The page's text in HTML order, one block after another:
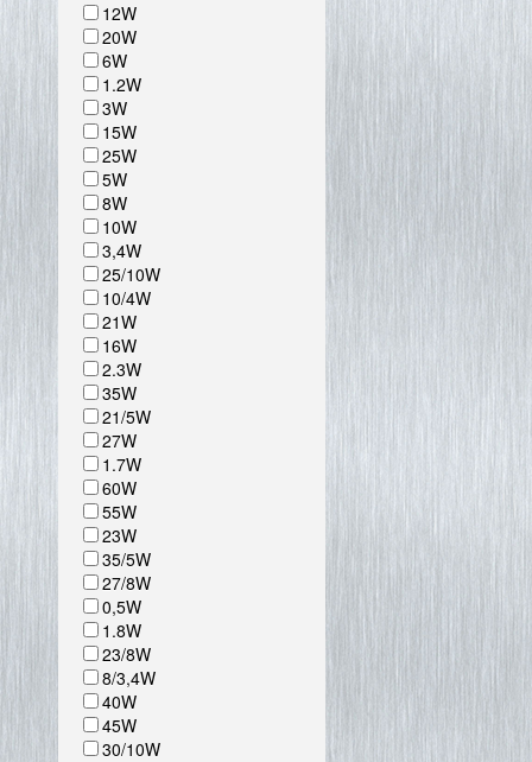
12W
20W
6W
1.2W
3W
15W
25W
5W
8W
10W
3,4W
25/10W
10/4W
21W
16W
2.3W
35W
21/5W
27W
1.7W
60W
55W
23W
35/5W
27/8W
0,5W
1.8W
23/8W
8/3,4W
40W
45W
30/10W